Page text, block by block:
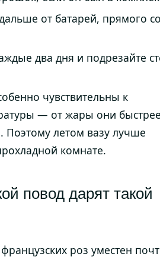
от батарей, прямого
два дня и подрезайте
чувствительны к
— от жары они
Поэтому летом вазу лучше
комнате.
повод дарят такой
роз уместен